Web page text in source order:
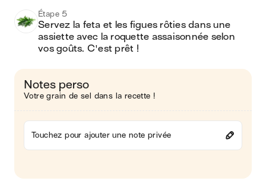
Étape 5
Servez la feta et les figues rôties dans une
assiette avec la roquette assaisonnée selon
vos goûts. C'est prêt !
Notes perso
Votre grain de sel dans la recette !
Touchez pour ajouter une note privée